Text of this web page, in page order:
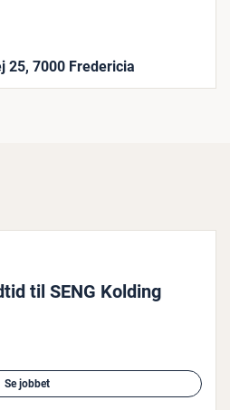
25, 7000 Fredericia
til SENG Kolding
Se jobbet